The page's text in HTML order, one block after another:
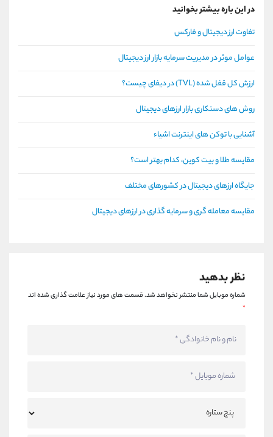
در این باره بیشتر بخوانید
تفاوت ارز دیجیتال و فارکس
عوامل موثر در مدیریت سرمایه بازار ارز دیجیتال
ارزش کل قفل شده (TVL) در دیفای چیست؟
روش های دستکاری بازار ارزهای دیجیتال
آشنایی با توکن های اینترنت اشیاء
مقایسه طلا و بیت کوین، کدام بهتر است؟
جایگاه ارزهای دیجیتال در کشورهای مختلف
مقایسه معامله گری و سرمایه گذاری در ارزهای دیجیتال
نظر بدهید
شماره موبایل شما منتشر نخواهد شد.قسمت های مورد نیاز علامت گذاری شده اند
*